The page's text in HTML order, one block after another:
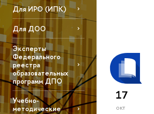
Для ИРО (ИПК)
Для ДОО
Эксперты
Федерального
реестра
образовательных
программ ДПО
Учебно-
методические
17
окт